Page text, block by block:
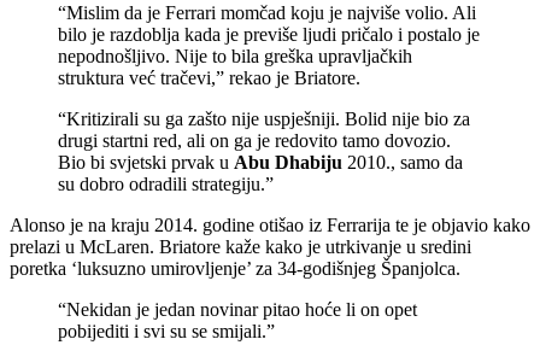
“Mislim da je Ferrari momčad koju je najviše volio. Ali
bilo je razdoblja kada je previše ljudi pričalo i postalo je
nepodnošljivo. Nije to bila greška upravljačkih
struktura već tračevi,” rekao je Briatore.
“Kritizirali su ga zašto nije uspješniji. Bolid nije bio za
drugi startni red, ali on ga je redovito tamo dovozio.
Bio bi svjetski prvak u Abu Dhabiju 2010., samo da
su dobro odradili strategiju.”
Alonso je na kraju 2014. godine otišao iz Ferrarija te je objavio kako
prelazi u McLaren. Briatore kaže kako je utrkivanje u sredini
poretka ‘luksuzno umirovljenje’ za 34-godišnjeg Španjolca.
“Nekidan je jedan novinar pitao hoće li on opet
pobijediti i svi su se smijali.”